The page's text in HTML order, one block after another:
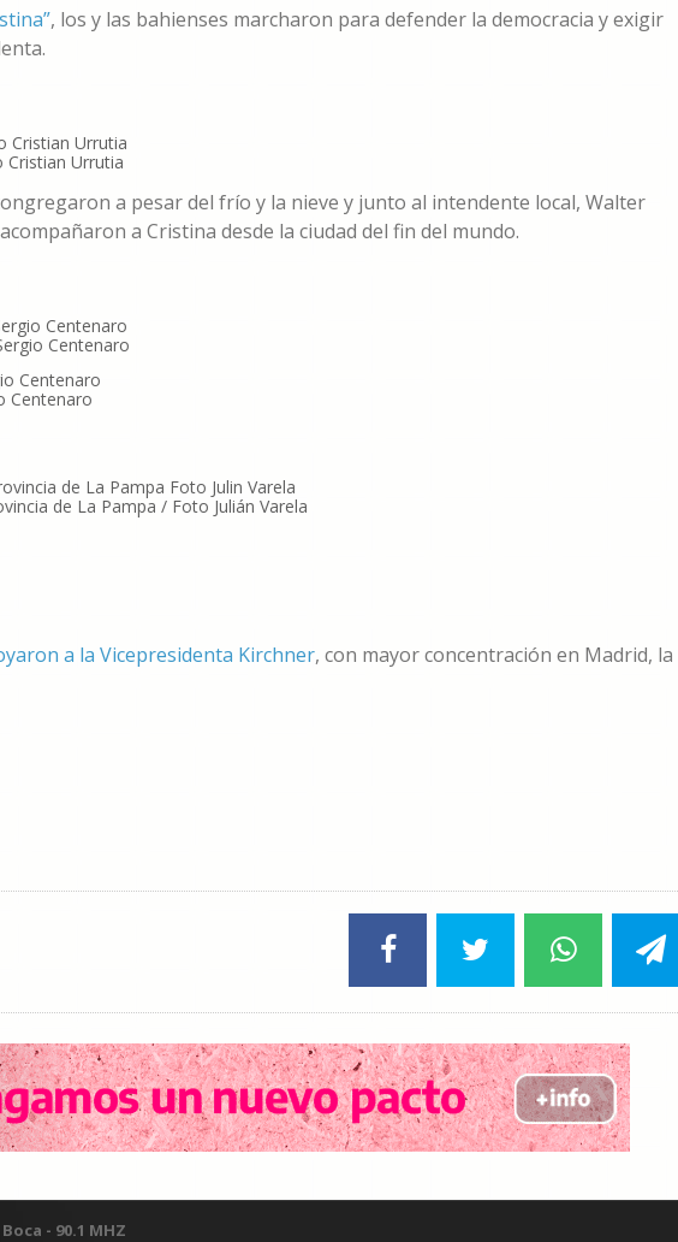
, los y las bahienses marcharon para defender la democracia y exigir
Cristian Urrutia
a pesar del frío y la nieve y junto al intendente local, Walter
a Cristina desde la ciudad del fin del mundo.
Centenaro
Centenaro
de La Pampa / Foto Julián Varela
a la Vicepresidenta Kirchner, con mayor concentración en Madrid, la
Boca - 90.1 MHZ